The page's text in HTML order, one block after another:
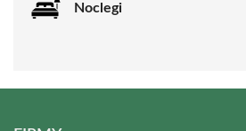
Noclegi